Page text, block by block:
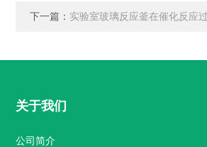
下一篇： 实验室玻璃反应釜在催化反应
关于我们
公司简介